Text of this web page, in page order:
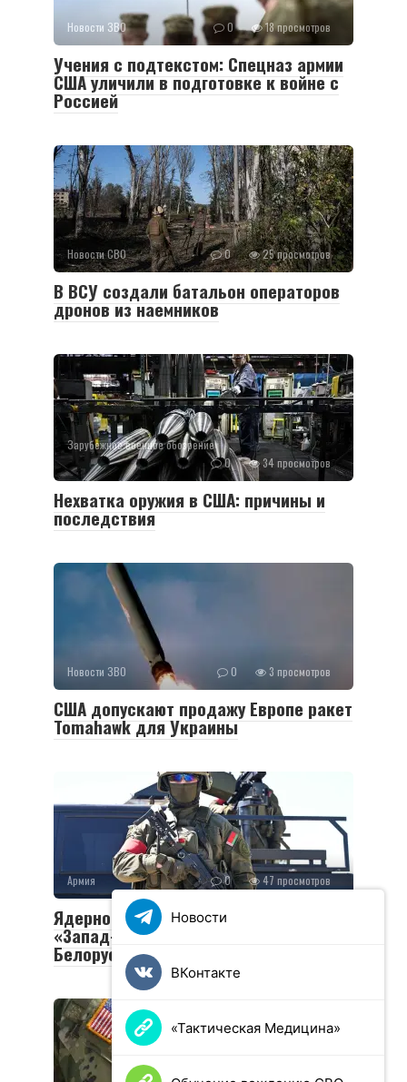
Новости ЗВО 0 18 просмотров
Учения с подтекстом: Спецназ армии
США уличили в подготовке к войне с
Россией
Новости СВО 0 25 просмотров
В ВСУ создали батальон операторов
дронов из наемников
Зарубежное военное обозрение
0
34 просмотров
Нехватка оружия в США: причины и
последствия
Новости ЗВО 0 3 просмотров
США допускают продажу Европе ракет
Tomahawk для Украины
Армия 0 47 просмотров
Ядерное оружие и «Орешник»: учения
«Запад-2025» стартовали в
Белоруссии
Новости
ВКонтакте
«Тактическая Медицина»